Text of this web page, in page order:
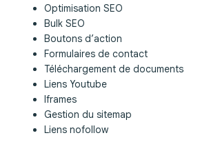
Optimisation SEO
Bulk SEO
Boutons d’action
Formulaires de contact
Téléchargement de documents
Liens Youtube
Iframes
Gestion du sitemap
Liens nofollow